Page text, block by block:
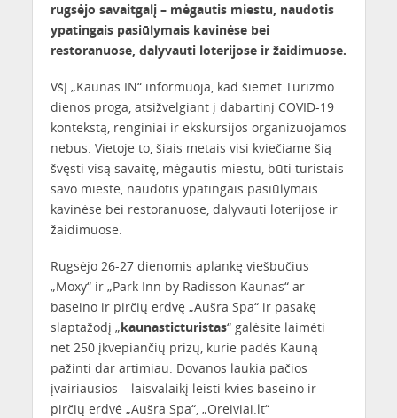
rugsėjo savaitgalį – mėgautis miestu, naudotis
ypatingais pasiūlymais kavinėse bei
restoranuose, dalyvauti loterijose ir žaidimuose.
VšĮ „Kaunas IN“ informuoja, kad šiemet Turizmo
dienos proga, atsižvelgiant į dabartinį COVID-19
kontekstą, renginiai ir ekskursijos organizuojamos
nebus. Vietoje to, šiais metais visi kviečiame šią
švęsti visą savaitę, mėgautis miestu, būti turistais
savo mieste, naudotis ypatingais pasiūlymais
kavinėse bei restoranuose, dalyvauti loterijose ir
žaidimuose.
Rugsėjo 26-27 dienomis aplankę viešbučius
„Moxy“ ir „Park Inn by Radisson Kaunas“ ar
baseino ir pirčių erdvę „Aušra Spa“ ir pasakę
slaptažodį „kaunasticturistas“ galėsite laimėti
net 250 įkvepiančių prizų, kurie padės Kauną
pažinti dar artimiau. Dovanos laukia pačios
įvairiausios – laisvalaikį leisti kvies baseino ir
pirčių erdvė „Aušra Spa“, „Oreiviai.lt“